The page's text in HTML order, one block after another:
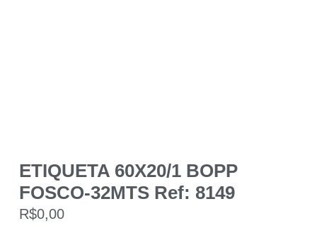
ETIQUETA 60X20/1 BOPP
FOSCO-32MTS Ref: 8149
R$0,00